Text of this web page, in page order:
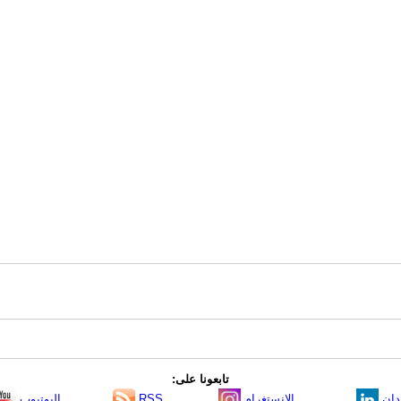
تابعونا على: